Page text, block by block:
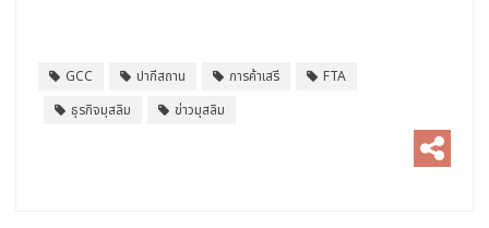
GCC ปากีสถาน การค้าเสรี
FTA
ธุรกิจมุสลิม
ข่าวมุสลิม